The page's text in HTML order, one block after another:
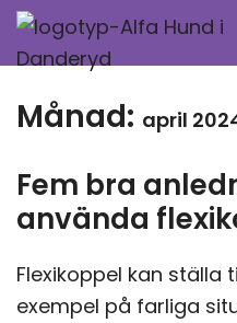
Månad: april
Fem bra
använda
Flexikoppel kan ställa
exempel på farliga